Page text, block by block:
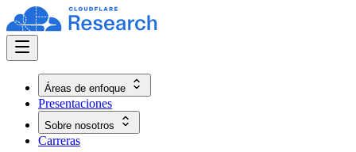
Áreas de enfoque
Presentaciones
Sobre nosotros
Carreras